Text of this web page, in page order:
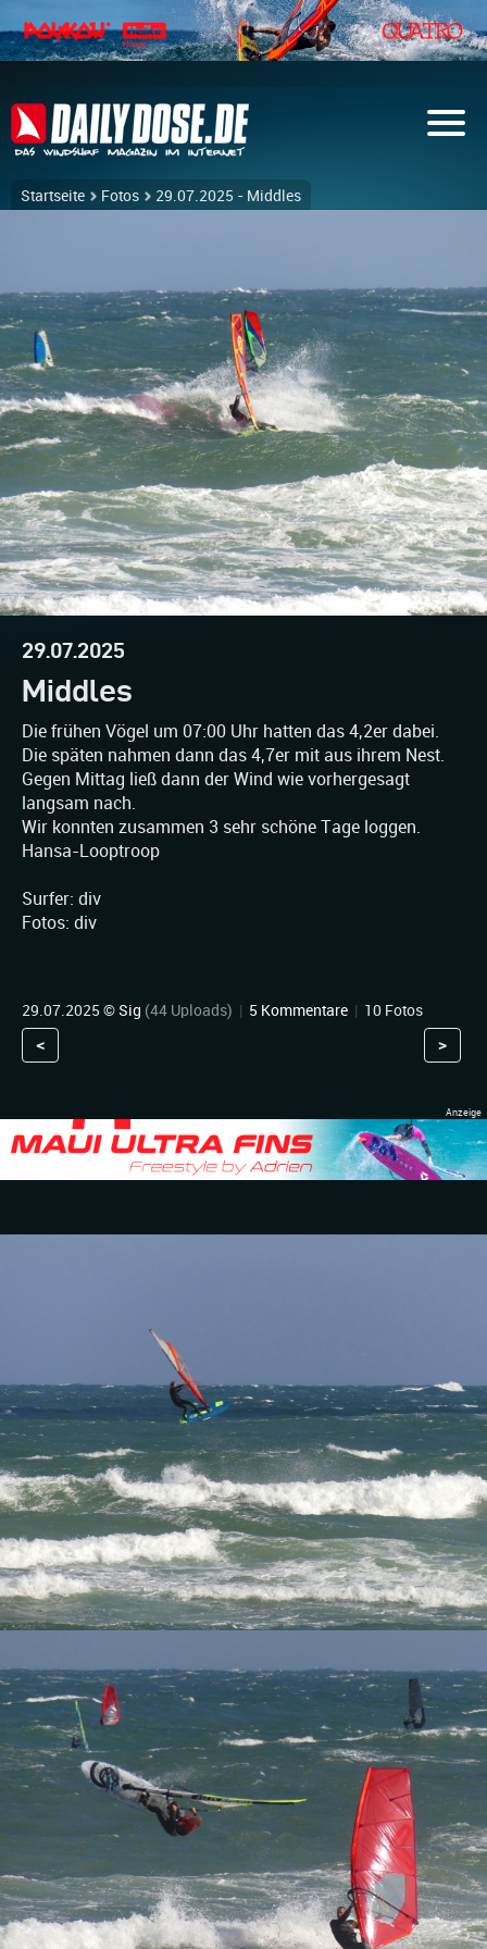
Startseite Fotos 29.07.2025 - Middles
29.07.2025
Middles
Die frühen Vögel um 07:00 Uhr hatten das 4,2er dabei.
Die späten nahmen dann das 4,7er mit aus ihrem Nest.
Gegen Mittag ließ dann der Wind wie vorhergesagt
langsam nach.
Wir konnten zusammen 3 sehr schöne Tage loggen.
Hansa-Looptroop
Surfer: div
Fotos: div
29.07.2025 ©Sig (44 Uploads) | 5 Kommentare | 10 Fotos
< >